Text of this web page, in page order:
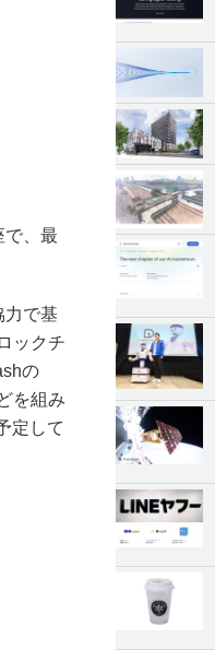
で、最
力で基
ックチ
の
を組み
定して